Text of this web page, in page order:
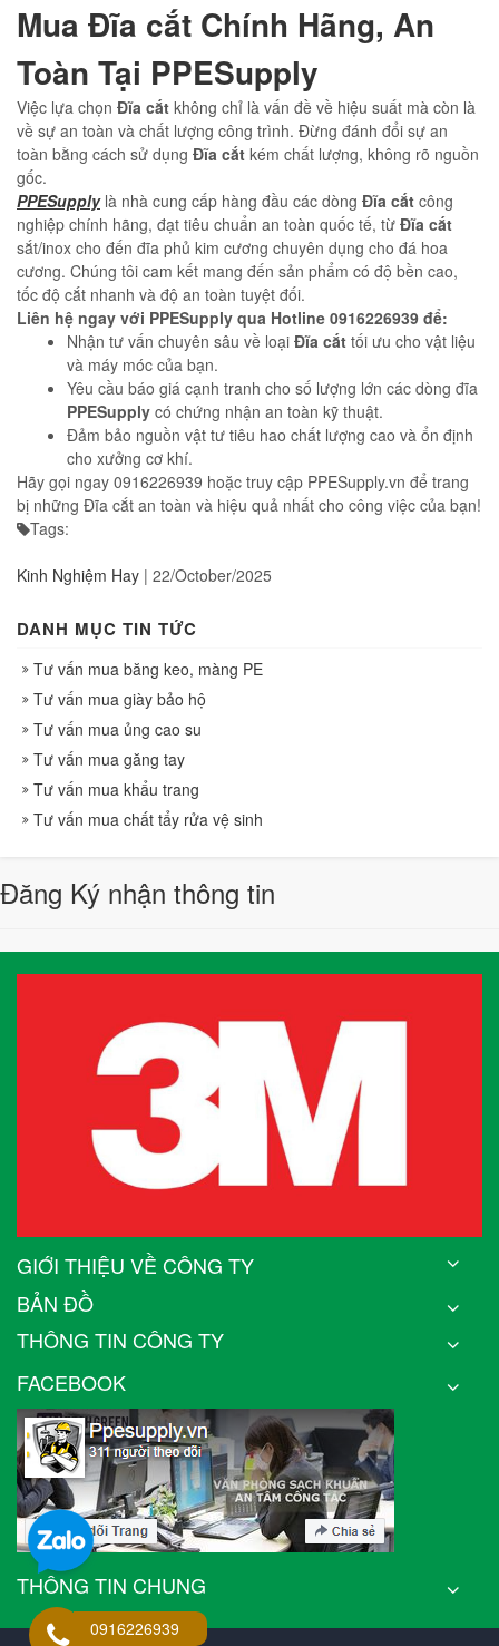
Mua Đĩa cắt Chính Hãng, An
Toàn Tại PPESupply
Việc lựa chọn Đĩa cắt không chỉ là vấn đề về hiệu suất mà còn là
về sự an toàn và chất lượng công trình. Đừng đánh đổi sự an
toàn bằng cách sử dụng Đĩa cắt kém chất lượng, không rõ nguồn
gốc.
PPESupplylà nhà cung cấp hàng đầu các dòng Đĩa cắt công
nghiệp chính hãng, đạt tiêu chuẩn an toàn quốc tế, từ Đĩa cắt
sắt/inox cho đến đĩa phủ kim cương chuyên dụng cho đá hoa
cương. Chúng tôi cam kết mang đến sản phẩm có độ bền cao,
tốc độ cắt nhanh và độ an toàn tuyệt đối.
Liên hệ ngay với PPESupply qua Hotline 0916226939 để:
Nhận tư vấn chuyên sâu về loại Đĩa cắt tối ưu cho vật liệu
và máy móc của bạn.
Yêu cầu báo giá cạnh tranh cho số lượng lớn các dòng đĩa
PPESupply có chứng nhận an toàn kỹ thuật.
Đảm bảo nguồn vật tư tiêu hao chất lượng cao và ổn định
cho xưởng cơ khí.
Hãy gọi ngay 0916226939 hoặc truy cập PPESupply.vn để trang
bị những Đĩa cắt an toàn và hiệu quả nhất cho công việc của bạn!
Tags:
Kinh Nghiệm Hay | 22/October/2025
DANH MỤC TIN TỨC
Tư vấn mua băng keo, màng PE
Tư vấn mua giày bảo hộ
Tư vấn mua ủng cao su
Tư vấn mua găng tay
Tư vấn mua khẩu trang
Tư vấn mua chất tẩy rửa vệ sinh
Đăng Ký nhận thông tin
GIỚI THIỆU VỀ CÔNG TY
BẢN ĐỒ
THÔNG TIN CÔNG TY
FACEBOOK
THÔNG TIN CHUNG
0916226939